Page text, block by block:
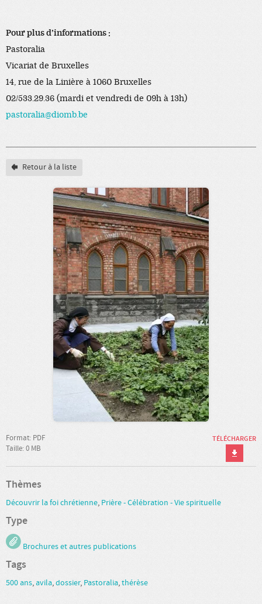
Pour plus d’informations :
Pastoralia
Vicariat de Bruxelles
14, rue de la Linière à 1060 Bruxelles
02/533.29.36 (mardi et vendredi de 09h à 13h)
pastoralia@diomb.be
Retour à la liste
TÉLÉCHARGER
Format: PDF
Taille: 0 MB
Thèmes
Découvrir la foi chrétienne, Prière - Célébration - Vie spirituelle
Type
Brochures et autres publications
Tags
500 ans,avila,dossier, Pastoralia,thérèse